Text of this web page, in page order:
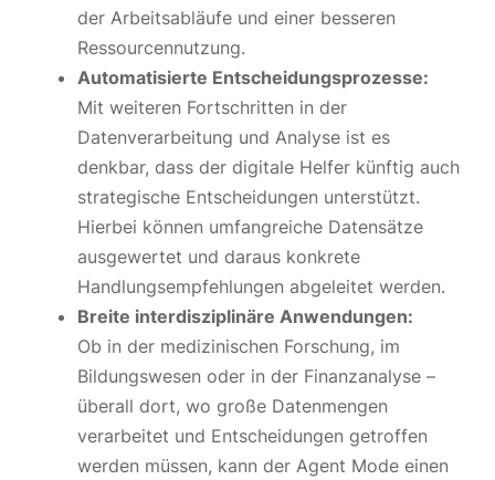
der Arbeitsabläufe und einer besseren
Ressourcennutzung.
Automatisierte Entscheidungsprozesse:
Mit weiteren Fortschritten in der
Datenverarbeitung und Analyse ist es
denkbar, dass der digitale Helfer künftig auch
strategische Entscheidungen unterstützt.
Hierbei können umfangreiche Datensätze
ausgewertet und daraus konkrete
Handlungsempfehlungen abgeleitet werden.
Breite interdisziplinäre Anwendungen:
Ob in der medizinischen Forschung, im
Bildungswesen oder in der Finanzanalyse –
überall dort, wo große Datenmengen
verarbeitet und Entscheidungen getroffen
werden müssen, kann der Agent Mode einen